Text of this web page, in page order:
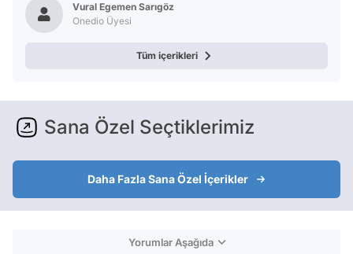
Vural Egemen Sarıgöz
Onedio Üyesi
Tüm içerikleri
Sana Özel Seçtiklerimiz
Daha Fazla Sana Özel İçerikler
Yorumlar Aşağıda